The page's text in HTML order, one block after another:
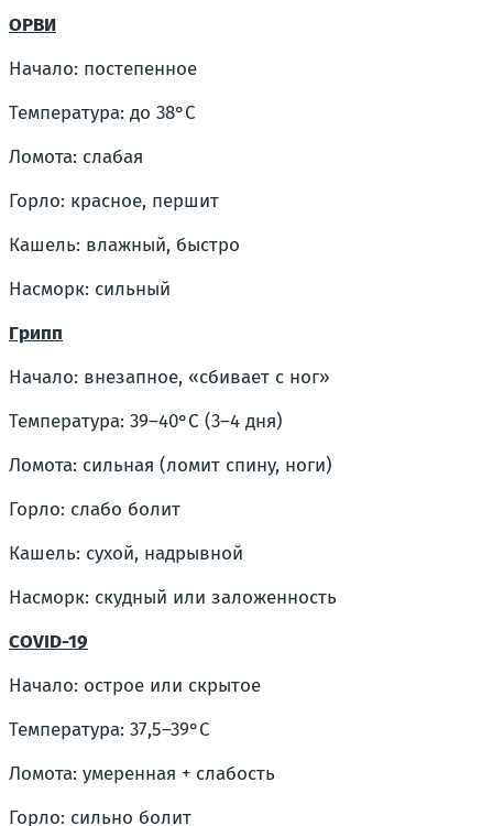
ОРВИ
Начало: постепенное
Температура: до 38°C
Ломота: слабая
Горло: красное, першит
Кашель: влажный, быстро
Насморк: сильный
Грипп
Начало: внезапное, «сбивает с ног»
Температура: 39–40°C (3–4 дня)
Ломота: сильная (ломит спину, ноги)
Горло: слабо болит
Кашель: сухой, надрывной
Насморк: скудный или заложенность
COVID-19
Начало: острое или скрытое
Температура: 37,5–39°C
Ломота: умеренная + слабость
Горло: сильно болит